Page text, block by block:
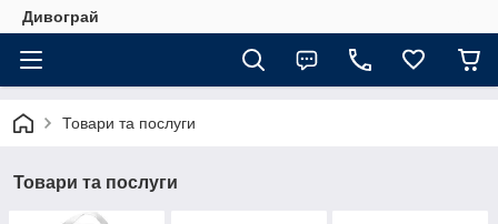
Дивограй
Товари та послуги
Товари та послуги